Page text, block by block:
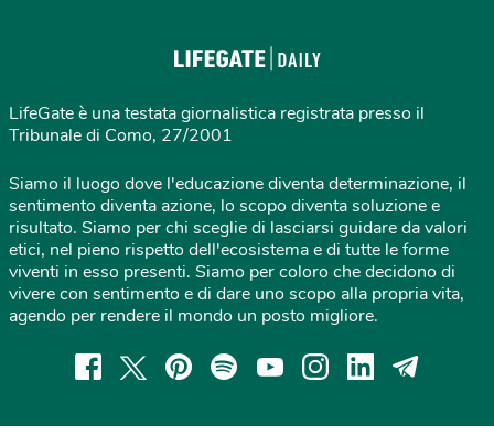
LifeGate è una testata giornalistica registrata presso il
Tribunale di Como, 27/2001
Siamo il luogo dove l'educazione diventa determinazione, il
sentimento diventa azione, lo scopo diventa soluzione e
risultato. Siamo per chi sceglie di lasciarsi guidare da valori
etici, nel pieno rispetto dell'ecosistema e di tutte le forme
viventi in esso presenti. Siamo per coloro che decidono di
vivere con sentimento e di dare uno scopo alla propria vita,
agendo per rendere il mondo un posto migliore.